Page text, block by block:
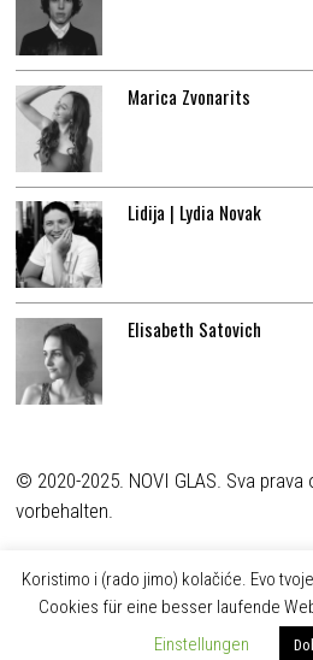
Marica Zvonarits
Lidija | Lydia Novak
Elisabeth Satovich
© 2020-2025. NOVI GLAS. Sva prava
vorbehalten.
Koristimo i (rado jimo) kolačiće. Evo
Cookies für eine besser laufende
Einstellungen